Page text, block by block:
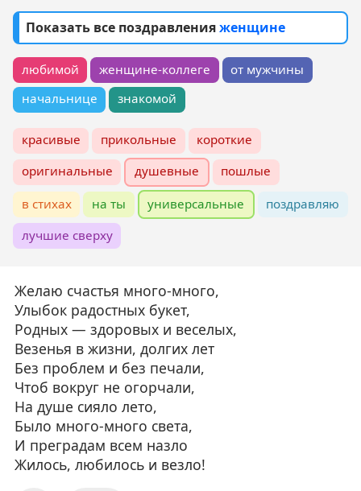
Показать все поздравленияженщине
любимой женщине-коллеге
от мужчины
начальнице
знакомой
красивые прикольные
короткие
оригинальные
душевные пошлые
в стихах на ты универсальные
поздравляю
лучшие сверху
Желаю счастья много-много,
Улыбок радостных букет,
Родных — здоровых и веселых,
Везенья в жизни, долгих лет
Без проблем и без печали,
Чтоб вокруг не огорчали,
На душе сияло лето,
Было много-много света,
И преградам всем назло
Жилось, любилось и везло!